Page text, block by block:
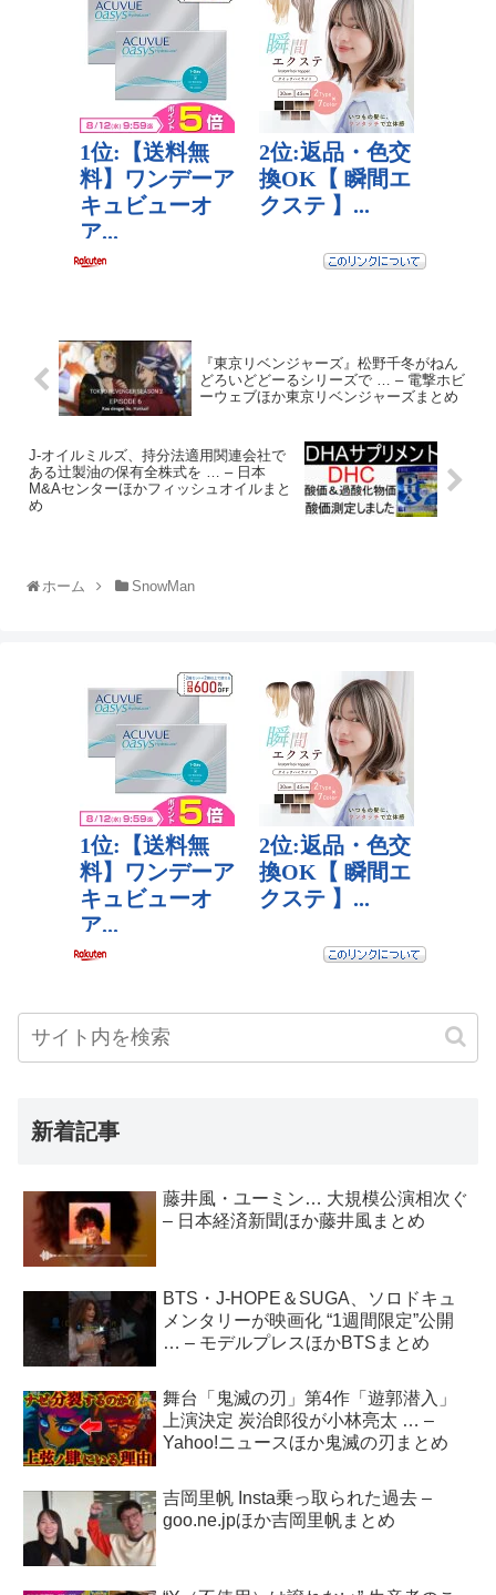
『東京リベンジャーズ』松野千冬がねん
どろいどどーるシリーズで … – 電撃ホビ
ーウェブほか東京リベンジャーズまとめ
J-オイルミルズ、持分法適用関連会社で
ある辻製油の保有全株式を … – 日本
M&Aセンターほかフィッシュオイルまと
め
ホーム SnowMan
新着記事
藤井風・ユーミン… 大規模公演相次ぐ
– 日本経済新聞ほか藤井風まとめ
BTS・J-HOPE＆SUGA、ソロドキュ
メンタリーが映画化 “1週間限定”公開
… – モデルプレスほかBTSまとめ
舞台「鬼滅の刃」第4作「遊郭潜入」
上演決定 炭治郎役が小林亮太 … –
Yahoo!ニュースほか鬼滅の刃まとめ
吉岡里帆 Insta乗っ取られた過去 –
goo.ne.jpほか吉岡里帆まとめ